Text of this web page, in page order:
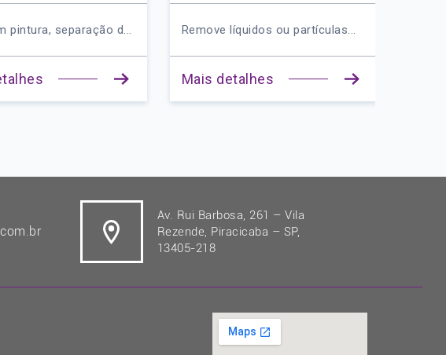
pintura, separação d... Remove líquidos ou partículas...
Mais detalhes
Av. Rui Barbosa, 261 – Vila
Rezende, Piracicaba – SP,
13405-218